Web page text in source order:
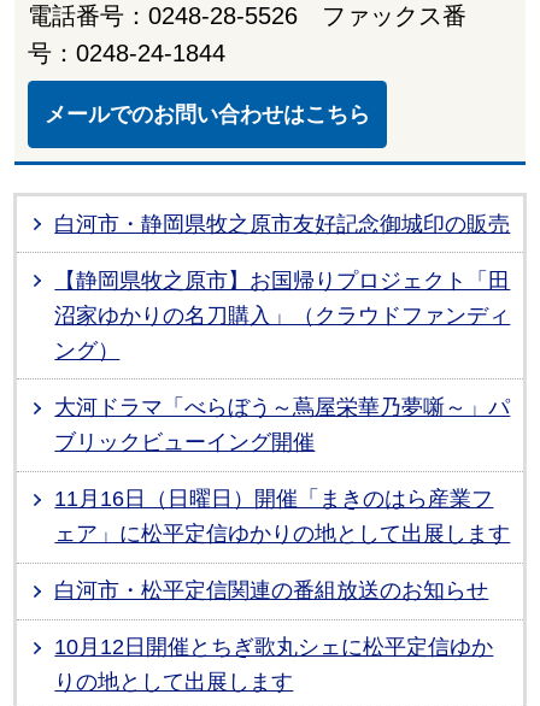
電話番号：0248-28-5526 ファックス番
号：0248-24-1844
メールでのお問い合わせはこちら
白河市・静岡県牧之原市友好記念御城印の販売
【静岡県牧之原市】お国帰りプロジェクト「田
沼家ゆかりの名刀購入」（クラウドファンディ
ング）
大河ドラマ「べらぼう～蔦屋栄華乃夢噺～」パ
ブリックビューイング開催
11月16日（日曜日）開催「まきのはら産業フ
ェア」に松平定信ゆかりの地として出展します
白河市・松平定信関連の番組放送のお知らせ
10月12日開催とちぎ歌丸シェに松平定信ゆか
りの地として出展します